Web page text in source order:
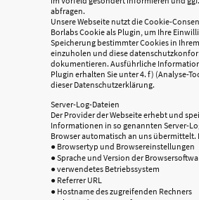
abfragen.
Unsere Webseite nutzt die Cookie-
Borlabs Cookie als Plugin, um Ihre
Speicherung bestimmter Cookies in
einzuholen und diese
dokumentieren. Ausführliche
Plugin erhalten Sie unter 4. f) (Analyse-
dieser Datenschutzerklärung.
Server-Log-Dateien
Der Provider der Webseite erhebt und
Informationen in so genannten Server-
Browser automatisch an uns übermittelt.
● Browsertyp und Browsereinstellungen
● Sprache und Version der
● verwendetes Betriebssystem
● Referrer URL
● Hostname des zugreifenden Rechners